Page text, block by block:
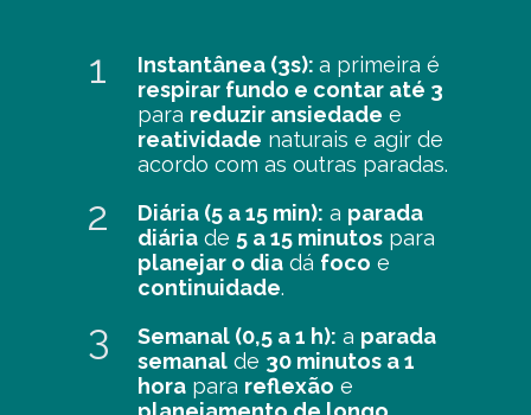
1 Instantânea (3s): a primeira é
respirar fundo e contar até 3
para reduzir ansiedade e
reatividade naturais e agir de
acordo com as outras paradas.
Diária (5 a 15 min): a parada
diáriade 5 a 15 minutospara
planejar o diadá foco e
continuidade.
2
Semanal (0,5 a 1 h): a parada
semanal de 30 minutos a 1
hora para reflexão e
3